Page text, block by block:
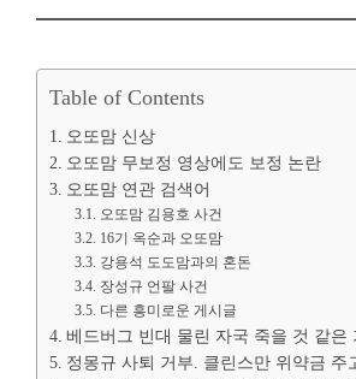
Table of Contents
오또맘 신상
오또맘 무보정 영상에도 보정 논란
오또맘 연관 검색어
오또맘 김용호 사건
16기 옥순과 오또맘
강용석 도도맘과의 혼돈
장성규 언팔 사건
다른 흥미로운 게시글
베드버그 빈대 물린 자국 죽을 것 같은
정몽규 사퇴 거부. 클린스만 위약금 주